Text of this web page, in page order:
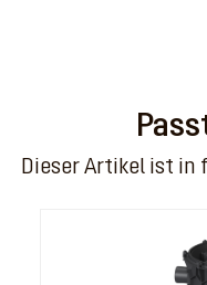
Dieser Artikel ist in